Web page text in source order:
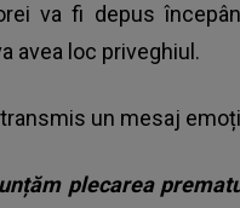
va fi depus
avea loc priveghiul.
un mesaj
plecarea